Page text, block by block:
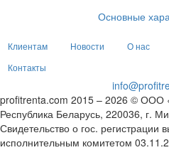
Основные
Клиентам Новости О нас
Контакты
profitrenta.com 2015 – 2026 © ООО
Республика Беларусь, 220036, г.
Свидетельство о гос. регистрации
исполнительным комитетом